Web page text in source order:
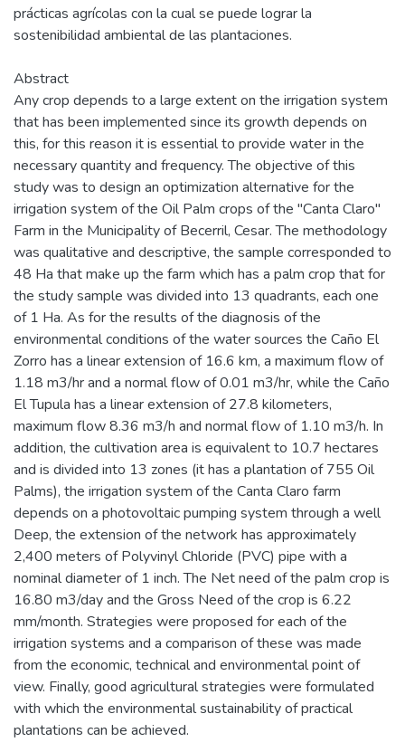
prácticas agrícolas con la cual se puede lograr la
sostenibilidad ambiental de las plantaciones.
Abstract
Any crop depends to a large extent on the irrigation system
that has been implemented since its growth depends on
this, for this reason it is essential to provide water in the
necessary quantity and frequency. The objective of this
study was to design an optimization alternative for the
irrigation system of the Oil Palm crops of the "Canta Claro"
Farm in the Municipality of Becerril, Cesar. The methodology
was qualitative and descriptive, the sample corresponded to
48 Ha that make up the farm which has a palm crop that for
the study sample was divided into 13 quadrants, each one
of 1 Ha. As for the results of the diagnosis of the
environmental conditions of the water sources the Caño El
Zorro has a linear extension of 16.6 km, a maximum flow of
1.18 m3/hr and a normal flow of 0.01 m3/hr, while the Caño
El Tupula has a linear extension of 27.8 kilometers,
maximum flow 8.36 m3/h and normal flow of 1.10 m3/h. In
addition, the cultivation area is equivalent to 10.7 hectares
and is divided into 13 zones (it has a plantation of 755 Oil
Palms), the irrigation system of the Canta Claro farm
depends on a photovoltaic pumping system through a well
Deep, the extension of the network has approximately
2,400 meters of Polyvinyl Chloride (PVC) pipe with a
nominal diameter of 1 inch. The Net need of the palm crop is
16.80 m3/day and the Gross Need of the crop is 6.22
mm/month. Strategies were proposed for each of the
irrigation systems and a comparison of these was made
from the economic, technical and environmental point of
view. Finally, good agricultural strategies were formulated
with which the environmental sustainability of practical
plantations can be achieved.